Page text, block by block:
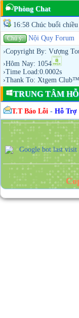
Phòng Chat
16:58 Chúc buổi
Chú ý:
Nội Quy Forum
›Copyright By: Vượng
›Hôm Nay: 1054
›Time Load:0.0002s
›Thank To: Xtgem Club™
TRUNG TÂM
T.T Báo Lỗi - Hỗ Trợ